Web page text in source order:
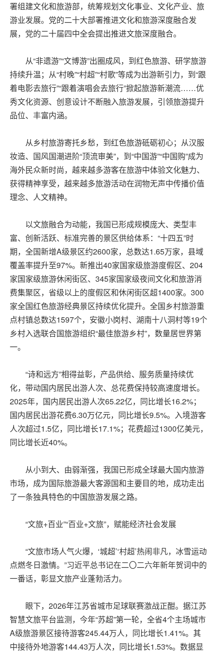
署组建文化和旅游部，统筹规划文化事业、文化产业、旅
游业发展。党的二十大部署推进文化和旅游深度融合发
展，党的二十届四中全会提出推进文旅深度融合。
从“非遗游”“文博游”出圈成风，到红色旅游、研学旅游
持续升温；从“村晚”“村超”“村歌”等成为出游新引力，到“跟
着电影去旅行”“跟着演唱会去旅行”掀起旅游新潮流……优
秀文化资源、创意设计不断融入旅游发展，引领旅游提升
品位、丰富内涵。
从乡村旅游寄托乡愁，到红色旅游砥砺初心；从汉服
妆造、国风国潮进阶“顶流审美”，到“中国游”“中国购”成为
海外民众新时尚，越来越多游客在旅游中体验文化魅力、
获得精神享受，越来越多旅游活动在润物无声中传播价值
理念、人文精神。
以文旅融合为动能，我国已形成规模庞大、类型丰
富、创新活跃、标准完善的景区供给体系：“十四五”时
期，全国新增A级景区约2600家，总数达1.65万家，县域
覆盖率提升至97%。新推出40家国家级旅游度假区、204
家国家级旅游休闲街区、345家国家级夜间文化和旅游消
费集聚区，省级以上的度假区和休闲街区超1400家。300
家全国红色旅游经典景区持续优化提升。全国乡村旅游重
点村镇总数达1597个，安徽小岗村、湖南十八洞村等19个
乡村入选联合国旅游组织“最佳旅游乡村”，数量居世界第
一。
“诗和远方”相得益彰，产品供给、服务质量持续优
化，带动国内居民出游人次、总花费保持较高速度增长。
2025年，国内居民出游人次65.22亿，同比增长16.2%；
国内居民出游花费6.30万亿元，同比增长9.5%。入境游客
人次超过1.5亿，同比增长17.1%；花费超过1300亿美元，
同比增长近40%。
从小到大、由弱渐强，我国已形成全球最大国内旅游
市场，成为国际旅游最大客源国和主要目的地，成功走出
了一条独具特色的中国旅游发展之路。
“文旅+百业”“百业+文旅”，赋能经济社会发展
“文旅市场人气火爆，‘城超’‘村超’热闹非凡，冰雪运动
点燃冬日激情。”习近平总书记在二〇二六年新年贺词中的
一番话，彰显文旅产业蓬勃活力。
眼下，2026年江苏省城市足球联赛激战正酣。据江苏
智慧文旅平台监测，今年“苏超”第一轮，全省4个主场城市
A级旅游景区接待游客245.44万人，同比增长1.41%。其
中接待外地游客144.43万人次，同比增长1.53%。数据显